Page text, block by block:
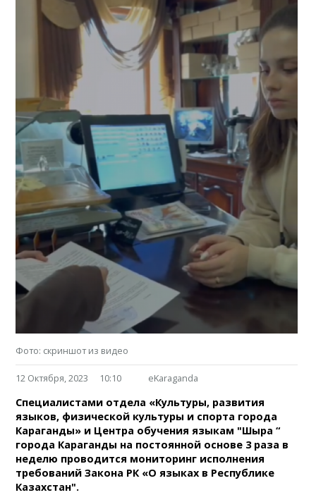
Фото: скриншот из видео
12 Октября, 2023 10:10 eKaraganda
Специалистами отдела «Культуры, развития
языков, физической культуры и спорта города
Караганды» и Центра обучения языкам "Шырақ “
города Караганды на постоянной основе 3 раза в
неделю проводится мониторинг исполнения
требований Закона РК «О языках в Республике
Казахстан".